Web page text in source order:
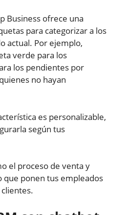
Business ofrece una
para categorizar a los
actual. Por ejemplo,
verde para los
los pendientes por
no hayan
es personalizable,
según tus
el proceso de venta y
que ponen tus empleados